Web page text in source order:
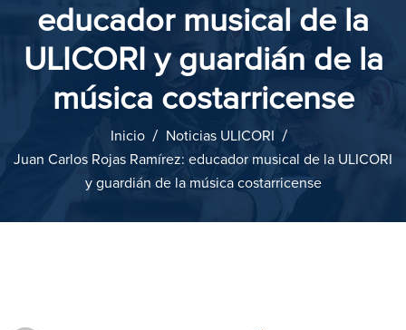
educador musical de la
ULICORI y guardián de la
música costarricense
Inicio
Noticias ULICORI
Juan Carlos Rojas Ramírez: educador musical de la ULICORI
y guardián de la música costarricense